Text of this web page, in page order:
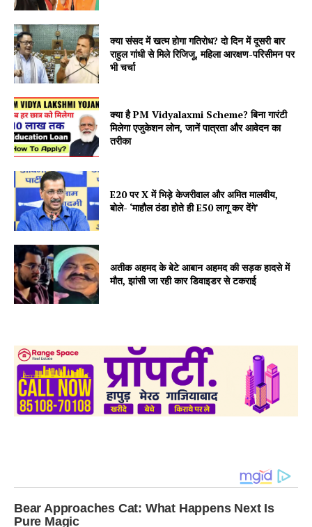
क्या संसद में खत्म होगा गतिरोध? दो दिन में दूसरी बार
राहुल गांधी से मिले रिजिजू, महिला आरक्षण-परिसीमन पर
भी चर्चा
क्या है PM Vidyalaxmi Scheme? बिना गारंटी
मिलेगा एजुकेशन लोन, जानें पात्रता और आवेदन का
तरीका
E20 पर X में भिड़े केजरीवाल और अमित मालवीय,
बोले- ‘माहौल ठंडा होते ही E50 लागू कर देंगे’
अतीक अहमद के बेटे आबान अहमद की सड़क हादसे में
मौत, झांसी जा रही कार डिवाइडर से टकराई